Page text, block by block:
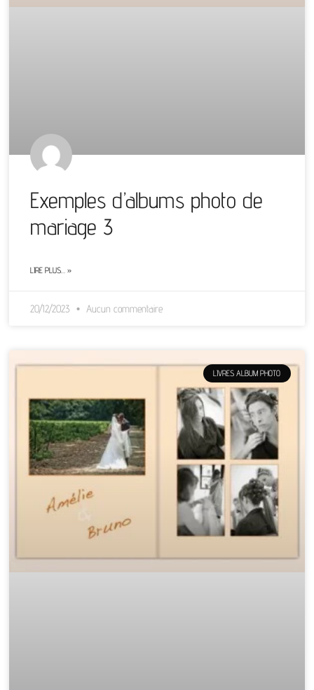
Exemples d’albums photo de
mariage 3
LIRE PLUS… »
20/12/2023 Aucun commentaire
LIVRES ALBUM PHOTO